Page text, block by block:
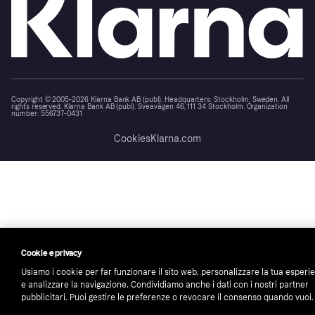
Copyright © 2005-2026 Klarna Bank AB (publ). Headquarters: Stockholm, Sweden. All
rights reserved. Klarna Bank AB (publ). Sveavägen 46, 111 34 Stockholm. Organization
number: 556737-0431
CookiesKlarna.com
Cookie e privacy
Usiamo i cookie per far funzionare il sito web, personalizzare la tua
e analizzare la navigazione. Condividiamo anche i dati con i nostri partner
pubblicitari. Puoi gestire le preferenze o revocare il consenso quando vuoi.